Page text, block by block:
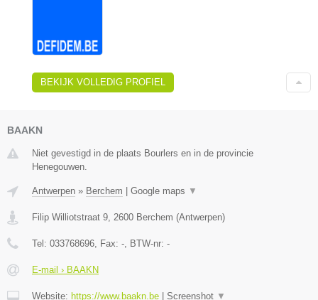
BEKIJK VOLLEDIG PROFIEL
BAAKN
Niet gevestigd in de plaats Bourlers en in de provincie
Henegouwen.
Antwerpen » Berchem Google maps ▼
Filip Williotstraat 9 2600 Berchem (Antwerpen)
Tel: 033768696 , Fax: - , BTW-nr: -
E-mail › BAAKN
Website: https://www.baakn.be Screenshot ▼